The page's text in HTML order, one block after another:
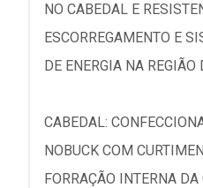
NO CABEDAL E
ESCORREGAMENTO E
DE ENERGIA NA REGIÃO
CABEDAL:
NOBUCK COM
FORRAÇÃO INTERNA